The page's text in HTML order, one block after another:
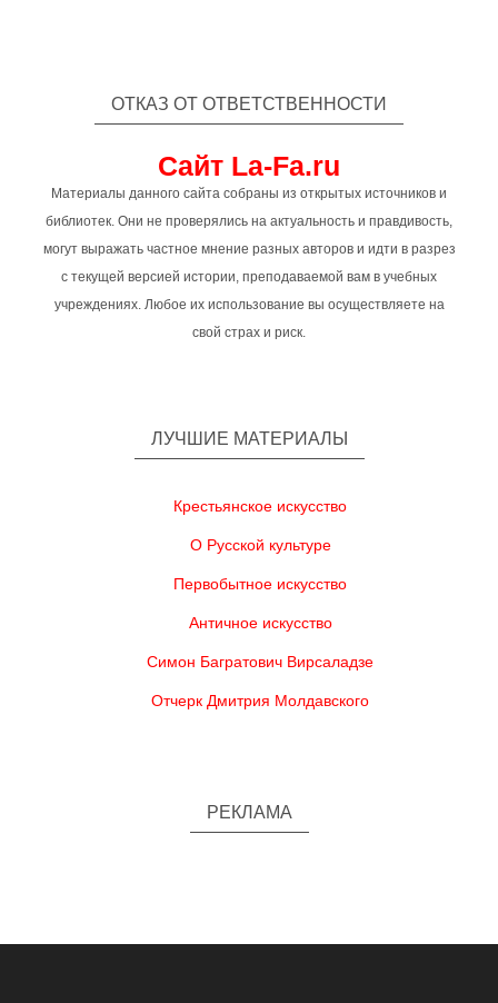
ОТКАЗ ОТ ОТВЕТСТВЕННОСТИ
Сайт La-Fa.ru
Материалы данного сайта собраны из открытых источников и
библиотек. Они не проверялись на актуальность и правдивость,
могут выражать частное мнение разных авторов и идти в разрез
с текущей версией истории, преподаваемой вам в учебных
учреждениях. Любое их использование вы осуществляете на
свой страх и риск.
ЛУЧШИЕ МАТЕРИАЛЫ
Крестьянское искусство
О Русской культуре
Первобытное искусство
Античное искусство
Симон Багратович Вирсаладзе
Отчерк Дмитрия Молдавского
РЕКЛАМА